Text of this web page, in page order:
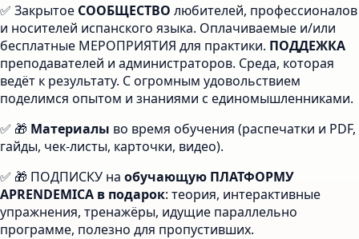
✅ Закрытое СООБЩЕСТВО любителей, профессионалов
и носителей испанского языка. Оплачиваемые и/или
бесплатные МЕРОПРИЯТИЯ для практики. ПОДДЕЖКА
преподавателей и администраторов. Среда, которая
ведёт к результату. С огромным удовольствием
поделимся опытом и знаниями с единомышленниками.
✅ 🎁 Материалы во время обучения (распечатки и PDF,
гайды, чек-листы, карточки, видео).
✅ 🎁 ПОДПИСКУ на обучающую ПЛАТФОРМУ
APRENDEMICA в подарок: теория, интерактивные
упражнения, тренажёры, идущие параллельно
программе, полезно для пропустивших.